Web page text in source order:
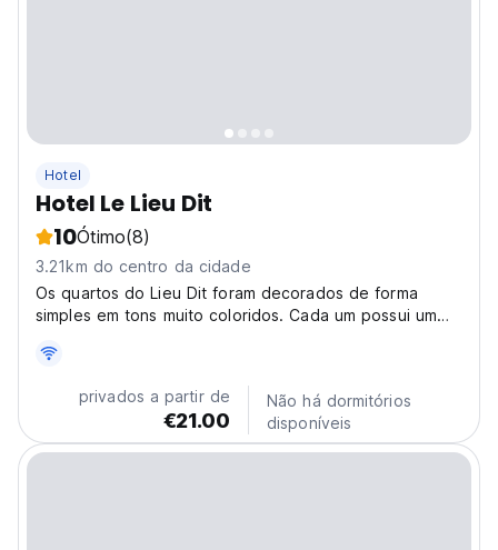
Hotel
Hotel Le Lieu Dit
10Ótimo(8)
3.21km do centro da cidade
Os quartos do Lieu Dit foram decorados de forma
simples em tons muito coloridos. Cada um possui um
completo com banheira ou chuveiro.
privados a partir de
€21.00
Não há dormitórios
disponíveis